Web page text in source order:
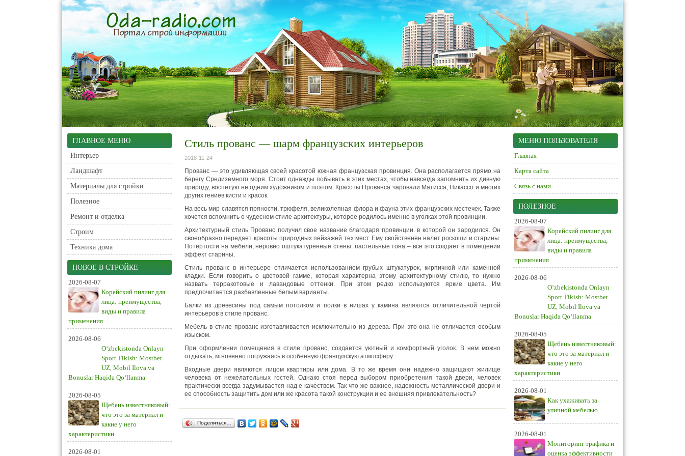
ГЛАВНОЕ МЕНЮ
Интерьер
Ландшафт
Материалы для стройки
Полезное
Ремонт и отделка
Строим
Техника дома
НОВОЕ В СТРОЙКЕ
2026-08-07
Корейский пилинг для
лица: преимущества,
виды и правила
применения
2026-08-06
O‘zbekistonda Onlayn
Sport Tikish: Mostbet
UZ, Mobil Ilova va
Bonuslar Haqida Qo‘llanma
2026-08-05
Щебень известняковый:
что это за материал и
какие у него
характеристики
2026-08-01
Стиль прованс — шарм французских интерьеров
2018-11-24
Прованс — это удивляющая своей красотой южная французская провинция.Она располагается прямо на
берегу Средиземного моря. Стоит однажды побывать в этих местах, чтобы навсегда запомнить их дивную
природу, воспетую не одним художником и поэтом. Красоты Прованса чаровали Матисса, Пикассо и многих
других гениев кисти и красок.
На весь мир славятся пряности, трюфеля, великолепная флора и фауна этих французских местечек. Также
хочется вспомнить о чудесном стиле архитектуры, которое родилось именно в уголках этой провинции.
Архитектурный стиль Прованс получил свое название благодаря провинции. в которой он зародился. Он
своеобразно передает красоты природных пейзажей тех мест. Ему свойственен налет роскоши и старины.
Потертости на мебели, неровно оштукатуренные стены. пастельные тона – все это создает в помещении
эффект старины.
Стиль прованс в интерьере отличается использованием грубых штукатурок, кирпичной или каменной
кладки. Если говорить о цветовой гамме, которая характерна этому архитектурному стилю, то нужно
назвать терракотовые и лавандовые оттенки. При этом редко используются яркие цвета. Им
предпочитается разбавленные белым варианты.
Балки из древесины под самым потолком и полки в нишах у камина являются отличительной чертой
интерьеров в стиле прованс.
Мебель в стиле прованс изготавливается исключительно из дерева. При это она не отличается особым
изыском.
При оформлении помещения в стиле прованс, создается уютный и комфортный уголок. В нем можно
отдыхать, мгновенно погружаясь в особенную французскую атмосферу.
Входные двери являются лицом квартиры или дома. В то же время они надежно защищают жилище
человека от нежелательных гостей. Однако стоя перед выбором приобретения такой двери, человек
практически всегда задумывается над е качеством. Так что же важнее, надежность металлической двери и
ее способность защитить дом или же красота такой конструкции и ее внешняя привлекательность?
Поделиться…
МЕНЮ ПОЛЬЗОВАТЕЛЯ
Главная
Карта сайта
Связь с нами
ПОЛЕЗНОЕ
2026-08-07
Корейский пилинг для
лица: преимущества,
виды и правила
применения
2026-08-06
O‘zbekistonda Onlayn
Sport Tikish: Mostbet
UZ, Mobil Ilova va
Bonuslar Haqida Qo‘llanma
2026-08-05
Щебень известняковый:
что это за материал и
какие у него
характеристики
2026-08-01
Как ухаживать за
уличной мебелью
2026-08-01
Мониторинг трафика и
оценка эффективности